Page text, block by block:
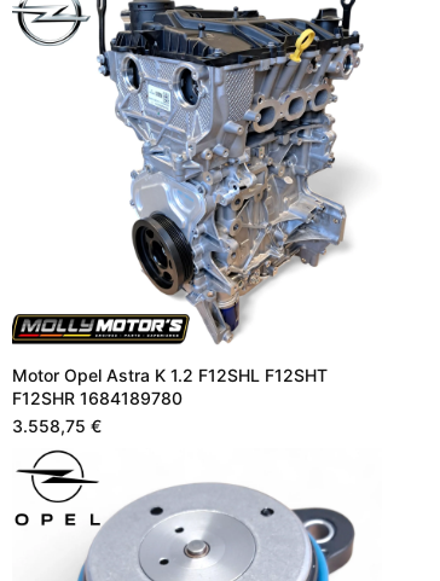
Motor Opel Astra K 1.2 F12SHL F12SHT
F12SHR 1684189780
3.558,75 €